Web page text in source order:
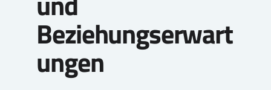
Beziehungserwart
ungen